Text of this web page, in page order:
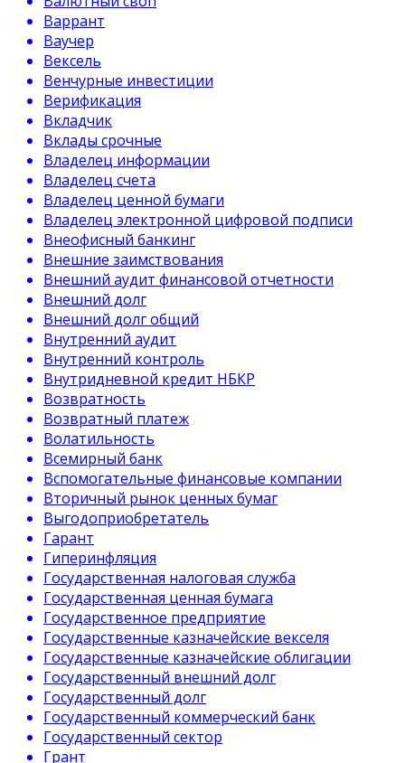
Варрант
Ваучер
Вексель
Венчурные инвестиции
Верификация
Вкладчик
Вклады срочные
Владелец информации
Владелец счета
Владелец ценной бумаги
Владелец электронной цифровой подписи
Внеофисный банкинг
Внешние заимствования
Внешний аудит финансовой отчетности
Внешний долг
Внешний долг общий
Внутренний аудит
Внутренний контроль
Внутридневной кредит НБКР
Возвратность
Возвратный платеж
Волатильность
Всемирный банк
Вспомогательные финансовые компании
Вторичный рынок ценных бумаг
Выгодоприобретатель
Гарант
Гиперинфляция
Государственная налоговая служба
Государственная ценная бумага
Государственное предприятие
Государственные казначейские векселя
Государственные казначейские облигации
Государственный внешний долг
Государственный долг
Государственный коммерческий банк
Государственный сектор
Грант